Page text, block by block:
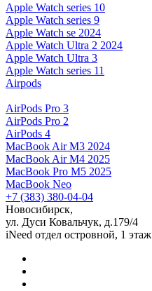
Apple Watch series 10
Apple Watch series 9
Apple Watch se 2024
Apple Watch Ultra 2 2024
Apple Watch Ultra 3
Apple Watch series 11
Airpods
AirPods Pro 3
AirPods Pro 2
AirPods 4
MacBook Air M3 2024
MacBook Air M4 2025
MacBook Pro M5 2025
MacBook Neo
+7 (383) 380-04-04
Новосибирск,
ул. Дуси Ковальчук, д.179/4
iNeed отдел островной, 1 этаж